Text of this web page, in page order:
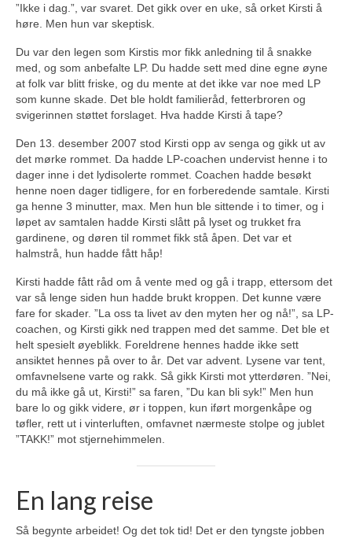
”Ikke i dag.”, var svaret. Det gikk over en uke, så orket Kirsti å
høre. Men hun var skeptisk.
Du var den legen som Kirstis mor fikk anledning til å snakke
med, og som anbefalte LP. Du hadde sett med dine egne øyne
at folk var blitt friske, og du mente at det ikke var noe med LP
som kunne skade. Det ble holdt familieråd, fetterbroren og
svigerinnen støttet forslaget. Hva hadde Kirsti å tape?
Den 13. desember 2007 stod Kirsti opp av senga og gikk ut av
det mørke rommet. Da hadde LP-coachen undervist henne i to
dager inne i det lydisolerte rommet. Coachen hadde besøkt
henne noen dager tidligere, for en forberedende samtale. Kirsti
ga henne 3 minutter, max. Men hun ble sittende i to timer, og i
løpet av samtalen hadde Kirsti slått på lyset og trukket fra
gardinene, og døren til rommet fikk stå åpen. Det var et
halmstrå, hun hadde fått håp!
Kirsti hadde fått råd om å vente med og gå i trapp, ettersom det
var så lenge siden hun hadde brukt kroppen. Det kunne være
fare for skader. ”La oss ta livet av den myten her og nå!”, sa LP-
coachen, og Kirsti gikk ned trappen med det samme. Det ble et
helt spesielt øyeblikk. Foreldrene hennes hadde ikke sett
ansiktet hennes på over to år. Det var advent. Lysene var tent,
omfavnelsene varte og rakk. Så gikk Kirsti mot ytterdøren. ”Nei,
du må ikke gå ut, Kirsti!” sa faren, ”Du kan bli syk!” Men hun
bare lo og gikk videre, ør i toppen, kun iført morgenkåpe og
tøfler, rett ut i vinterluften, omfavnet nærmeste stolpe og jublet
”TAKK!” mot stjernehimmelen.
En lang reise
Så begynte arbeidet! Og det tok tid! Det er den tyngste jobben